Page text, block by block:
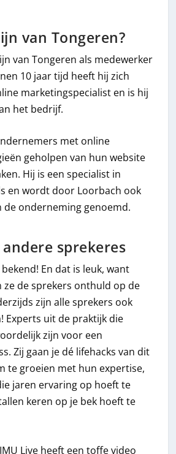
van Tongeren?
van Tongeren als medewerker
10 jaar tijd heeft hij zich
marketingspecialist en is hij
het bedrijf.
met online
geholpen van hun website
Hij is een specialist in
en wordt door Loorbach ook
de onderneming genoemd.
sprekeres
En dat is leuk, want
ze de sprekers onthuld op de
zijn alle sprekers ook
Experts uit de praktijk die
zijn voor een
Zij gaan je dé lifehacks van dit
te groeien met hun expertise,
jaren ervaring op hoeft te
keren op je bek hoeft te
Live heeft een toffe video